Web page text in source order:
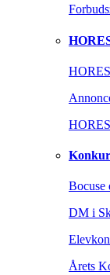
Bocuse
DM i
Årets